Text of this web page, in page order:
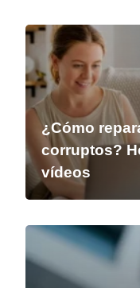
¿Cómo
corruptos?
vídeos